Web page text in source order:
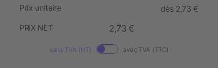
Prix unitaire
dès 2,73 €
PRIX NET
2,73 €
sans TVA (HT) avec TVA (TTC)